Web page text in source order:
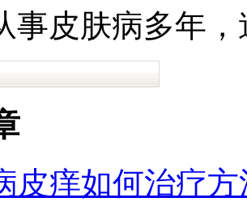
事皮肤病多年
皮痒如何治疗